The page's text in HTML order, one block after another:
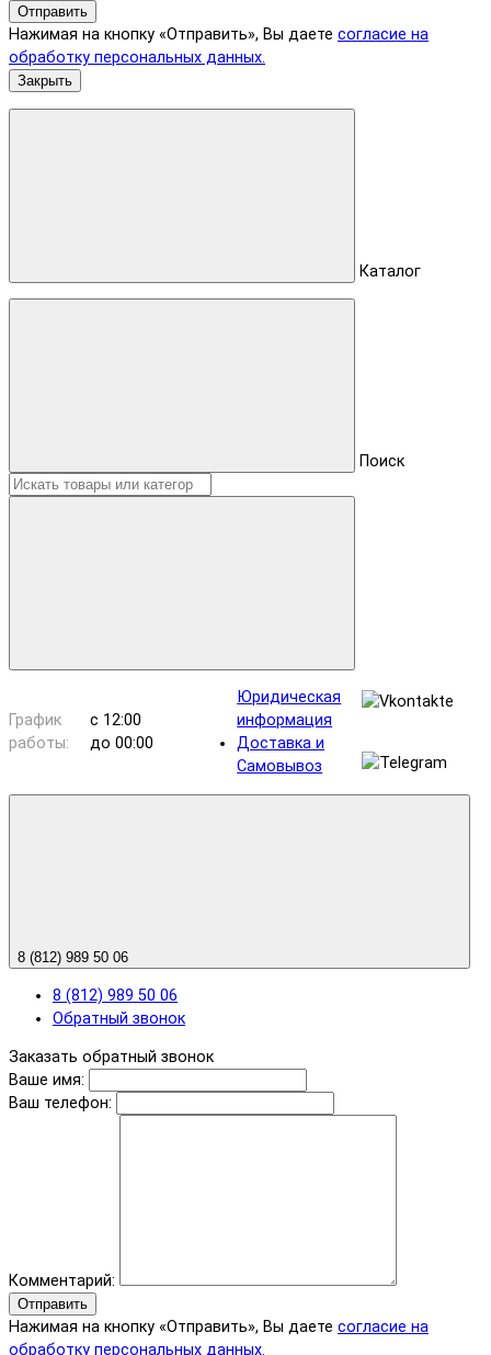
Отправить
Нажимая на кнопку «Отправить», Вы даете согласие на
обработку персональных данных.
Закрыть
Каталог
Поиск
График
работы:
с 12:00
до 00:00
Юридическая
информация
Доставка и
Самовывоз
8 (812) 989 50 06
8 (812) 989 50 06
Обратный звонок
Заказать обратный звонок
Ваше имя:
Ваш телефон:
Комментарий:
Отправить
Нажимая на кнопку «Отправить», Вы даете согласие на
обработку персональных данных.